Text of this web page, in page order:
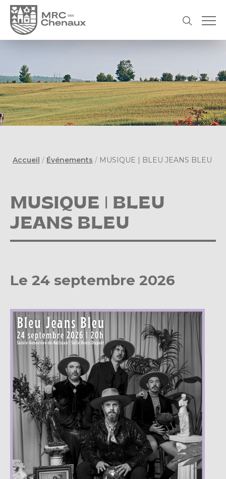
Accueil / Événements / MUSIQUE | BLEU JEANS BLEU
MUSIQUE | BLEU
JEANS BLEU
Le 24 septembre 2026